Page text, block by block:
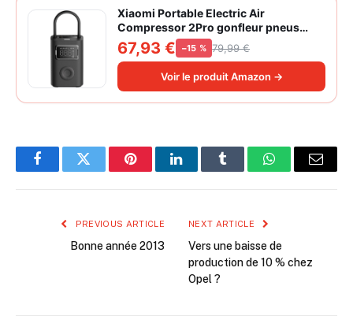
Xiaomi Portable Electric Air
Compressor 2Pro gonfleur pneus
voiture | ±1PSI Contrôle pression
pneus, 45s gonflage rapide, batterie
longue durée, avec éclairage, grand
cylindre à air 27 mm
67,93 € −15 % 79,99 €
Voir le produit Amazon →
FacebookTwitter PinterestLinkedInTumblr WhatsAppEmail
PREVIOUS ARTICLE
Bonne année 2013
NEXT ARTICLE
Vers une baisse de
production de 10 % chez
Opel ?